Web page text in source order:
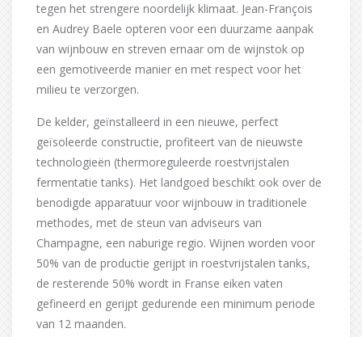
tegen het strengere noordelijk klimaat. Jean-François
en Audrey Baele opteren voor een duurzame aanpak
van wijnbouw en streven ernaar om de wijnstok op
een gemotiveerde manier en met respect voor het
milieu te verzorgen.
De kelder, geïnstalleerd in een nieuwe, perfect
geïsoleerde constructie, profiteert van de nieuwste
technologieën (thermoreguleerde roestvrijstalen
fermentatie tanks). Het landgoed beschikt ook over de
benodigde apparatuur voor wijnbouw in traditionele
methodes, met de steun van adviseurs van
Champagne, een naburige regio. Wijnen worden voor
50% van de productie gerijpt in roestvrijstalen tanks,
de resterende 50% wordt in Franse eiken vaten
gefineerd en gerijpt gedurende een minimum periode
van 12 maanden.